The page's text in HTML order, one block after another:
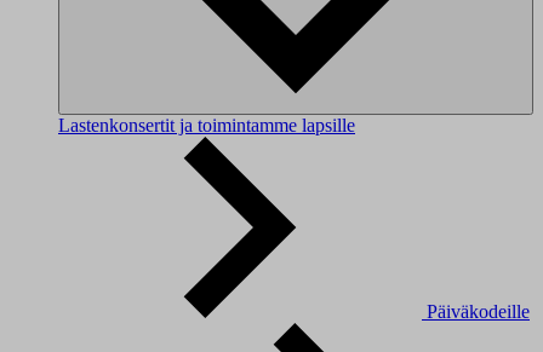
Lastenkonsertit ja toimintamme lapsille
Päiväkodeille